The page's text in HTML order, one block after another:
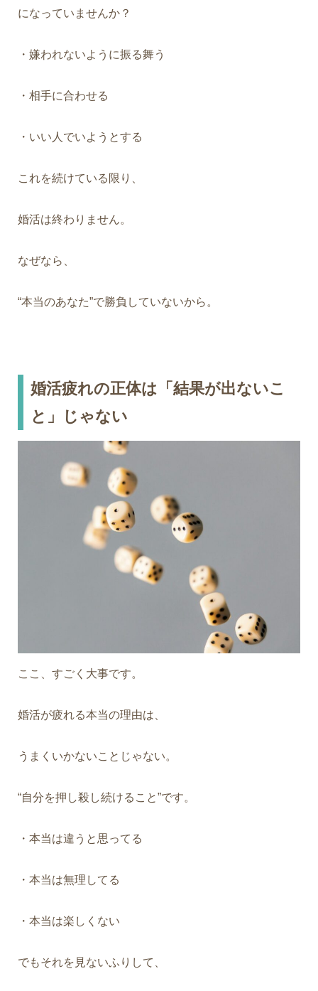
になっていませんか？
・嫌われないように振る舞う
・相手に合わせる
・いい人でいようとする
これを続けている限り、
婚活は終わりません。
なぜなら、
“本当のあなた”で勝負していないから。
婚活疲れの正体は「結果が出ないこ
と」じゃない
ここ、すごく大事です。
婚活が疲れる本当の理由は、
うまくいかないことじゃない。
“自分を押し殺し続けること”です。
・本当は違うと思ってる
・本当は無理してる
・本当は楽しくない
でもそれを見ないふりして、